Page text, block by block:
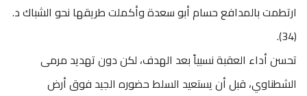
ارتطمت بالمدافع حسام أبو سعدة وأكملت طريقها نحو الشباك د.
(34).
تحسن أداء العقبة نسبياً بعد الهدف، لكن دون تهديد مرمى
الشطناوي، قبل أن يستعيد السلط حضوره الجيد فوق أرض